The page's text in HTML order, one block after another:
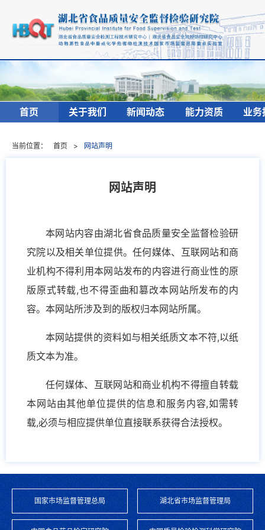
首页 关于我们 新闻动态 能力资质 业务
当前位置： 首页 > 网站声明
网站声明
本网站内容由湖北省食品质量安全监督检验研
究院以及相关单位提供。任何媒体、互联网站和商
业机构不得利用本网站发布的内容进行商业性的原
版原式转载,也不得歪曲和篡改本网站所发布的内
容。本网站所涉及到的版权归本网站所属。
本网站提供的资料如与相关纸质文本不符,以纸
质文本为准。
任何媒体、互联网站和商业机构不得擅自转载
本网站由其他单位提供的信息和服务内容,如需转
载,必须与相应提供单位直接联系获得合法授权。
国家市场监督管理总局 湖北省市场监督管理局